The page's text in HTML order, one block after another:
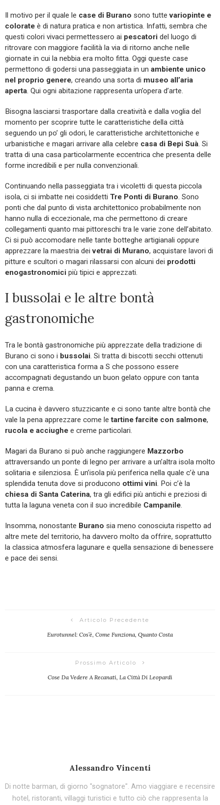
Il motivo per il quale le case di Burano sono tuttevariopinte e
colorate è di natura pratica e non artistica. Infatti, sembra che
questi colori vivaci permettessero ai pescatori del luogo di
ritrovare con maggiore facilità la via di ritorno anche nelle
giornate in cui la nebbia era molto fitta. Oggi queste case
permettono di godersi una passeggiata in un ambiente unico
nel proprio genere, creando una sorta di museo all’aria
aperta. Qui ogni abitazione rappresenta un’opera d’arte.
Bisogna lasciarsi trasportare dalla creatività e dalla voglia del
momento per scoprire tutte le caratteristiche della città
seguendo un po’ gli odori, le caratteristiche architettoniche e
urbanistiche e magari arrivare alla celebre casa di Bepi Suà. Si
tratta di una casa particolarmente eccentrica che presenta delle
forme incredibili e per nulla convenzionali.
Continuando nella passeggiata tra i vicoletti di questa piccola
isola, ci si imbatte nei cosiddetti Tre Ponti di Burano. Sono
ponti che dal punto di vista architettonico probabilmente non
hanno nulla di eccezionale, ma che permettono di creare
collegamenti quanto mai pittoreschi tra le varie zone dell’abitato.
Ci si può accomodare nelle tante botteghe artigianali oppure
apprezzare la maestria deivetrai di Murano, acquistare lavori di
pitture e scultori o magari rilassarsi con alcuni dei prodotti
enogastronomici più tipici e apprezzati.
I bussolai e le altre bontà
gastronomiche
Tra le bontà gastronomiche più apprezzate della tradizione di
Burano ci sono i bussolai. Si tratta di biscotti secchi ottenuti
con una caratteristica forma a S che possono essere
accompagnati degustando un buon gelato oppure con tanta
panna e crema.
La cucina è davvero stuzzicante e ci sono tante altre bontà che
vale la pena apprezzare come letartine farcite con salmone,
rucola e acciughe e creme particolari.
Magari da Burano si può anche raggiungere Mazzorbo
attraversando un ponte di legno per arrivare a un’altra isola molto
solitaria e silenziosa. È un’isola più periferica nella quale c’è una
splendida tenuta dove si producono ottimi vini. Poi c’è la
chiesa di Santa Caterina, tra gli edifici più antichi e preziosi di
tutta la laguna veneta con il suo incredibile Campanile.
Insomma, nonostante Burano sia meno conosciuta rispetto ad
altre mete del territorio, ha davvero molto da offrire, soprattutto
la classica atmosfera lagunare e quella sensazione di benessere
e pace dei sensi.
Articolo Precedente
Eurotunnel: Cos’è, Come Funziona, Quanto Costa
Prossimo Articolo
Cose Da Vedere A Recanati, La Città Di Leopardi
Alessandro Vincenti
Di notte barman, di giorno "sognatore". Amo viaggiare e recensire
hotel, ristoranti, villaggi turistici e tutto ciò che rappresenta la